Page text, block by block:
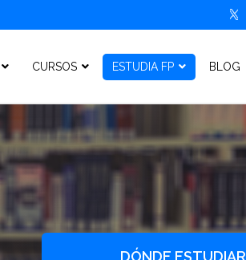
CURSOS ESTUDIA FP BLOG
DÓNDE ESTUDIAR